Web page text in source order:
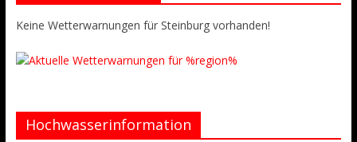
Keine Wetterwarnungen für Steinburg vorhanden!
Hochwasserinformation